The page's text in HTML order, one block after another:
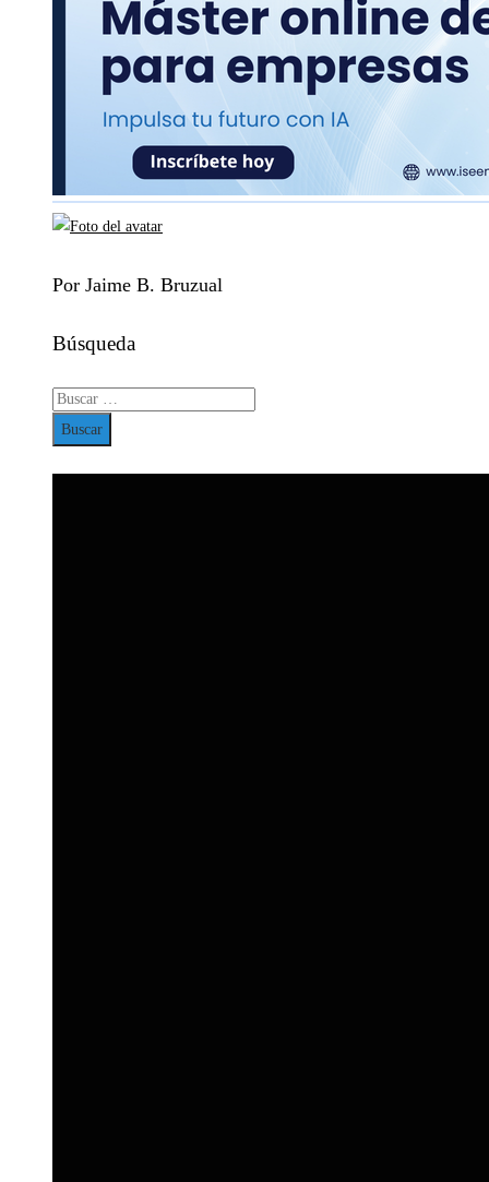
Por Jaime B. Bruzual
Búsqueda
Buscar: